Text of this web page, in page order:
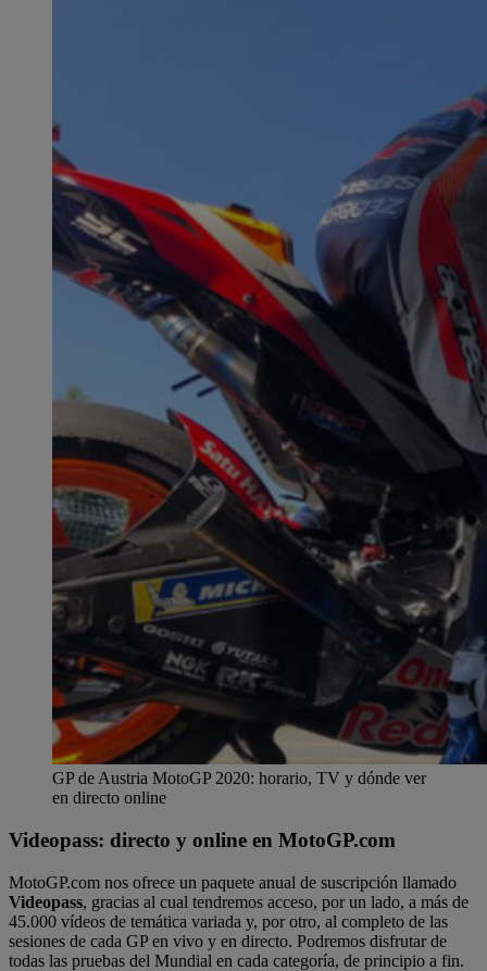
GP de Austria MotoGP 2020: horario, TV y dónde ver
en directo online
Videopass: directo y online en MotoGP.com
MotoGP.com nos ofrece un paquete anual de suscripción llamado
Videopass, gracias al cual tendremos acceso, por un lado, a más de
45.000 vídeos de temática variada y, por otro, al completo de las
sesiones de cada GP en vivo y en directo. Podremos disfrutar de
todas las pruebas del Mundial en cada categoría, de principio a fin.